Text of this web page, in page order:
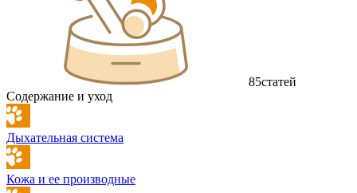
85статей
Содержание и уход
Дыхательная система
Кожа и ее производные